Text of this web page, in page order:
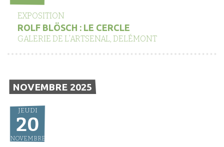
EXPOSITION
ROLF BLÖSCH : LE CERCLE
GALERIE DE L’ARTSENAL, DELÉMONT
NOVEMBRE 2025
JEUDI
20
NOVEMBRE